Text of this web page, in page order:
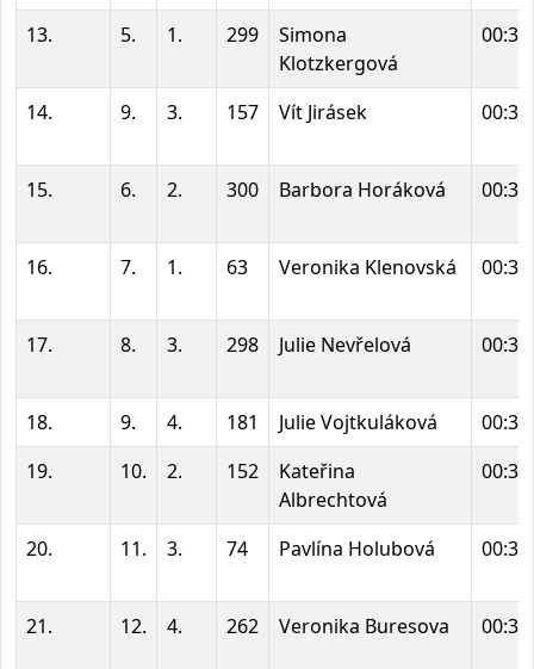
13. 5. 1. 299
Simona
Klotzkergová
14. 9. 3. 157 Vít Jirásek
15. 6. 2. 300 Barbora Horáková
16. 7. 1. 63 Veronika Klenovská
17. 8. 3. 298 Julie Nevřelová
18. 9. 4. 181 Julie Vojtkuláková
19.
10. 2. 152
Kateřina
Albrechtová
20. 11. 3. 74 Pavlína Holubová
21. 12. 4. 262 Veronika Buresova